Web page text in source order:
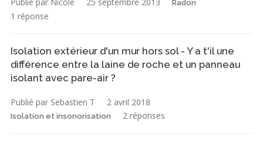
Publié par Nicole 25 septembre 2013 Radon
1 réponse
Isolation extérieur d'un mur hors sol - Y a t'il une
différence entre la laine de roche et un panneau
isolant avec pare-air ?
Publié par Sebastien T 2 avril 2018
Isolation et insonorisation 2 réponses